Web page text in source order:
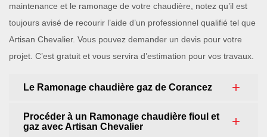
maintenance et le ramonage de votre chaudière, notez qu’il est
toujours avisé de recourir l’aide d’un professionnel qualifié tel que
Artisan Chevalier. Vous pouvez demander un devis pour votre
projet. C’est gratuit et vous servira d’estimation pour vos travaux.
Le Ramonage chaudière gaz de Corancez
Procéder à un Ramonage chaudière fioul et
gaz avec Artisan Chevalier